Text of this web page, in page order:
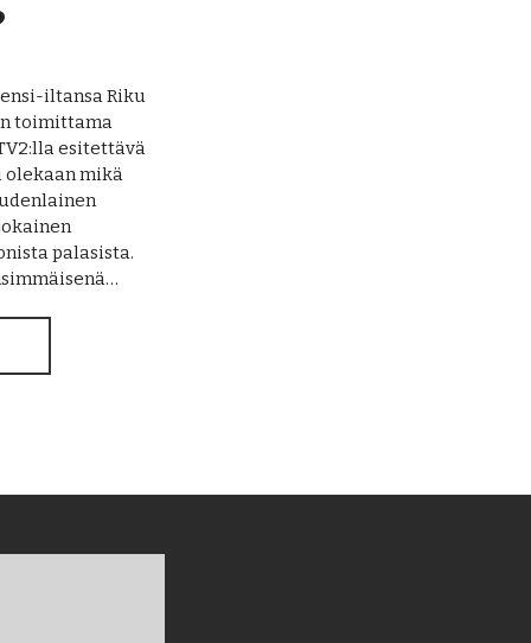
iltansa Riku
toimittama
esitettävä
olekaan mikä
palasista.